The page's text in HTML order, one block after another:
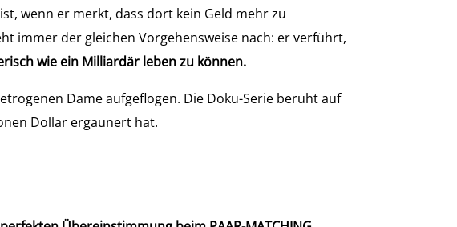
wenn er merkt, dass dort kein Geld mehr zu
immer der gleichen Vorgehensweise nach: er verführt,
wie ein Milliardär leben zu können.
Dame aufgeflogen. Die Doku-Serie beruht auf
Dollar ergaunert hat.